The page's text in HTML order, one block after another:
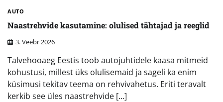
AUTO
Naastrehvide kasutamine: olulised tähtajad ja reeglid
3. Veebr 2026
Talvehooaeg Eestis toob autojuhtidele kaasa mitmeid
kohustusi, millest üks olulisemaid ja sageli ka enim
küsimusi tekitav teema on rehvivahetus. Eriti teravalt
kerkib see üles naastrehvide […]